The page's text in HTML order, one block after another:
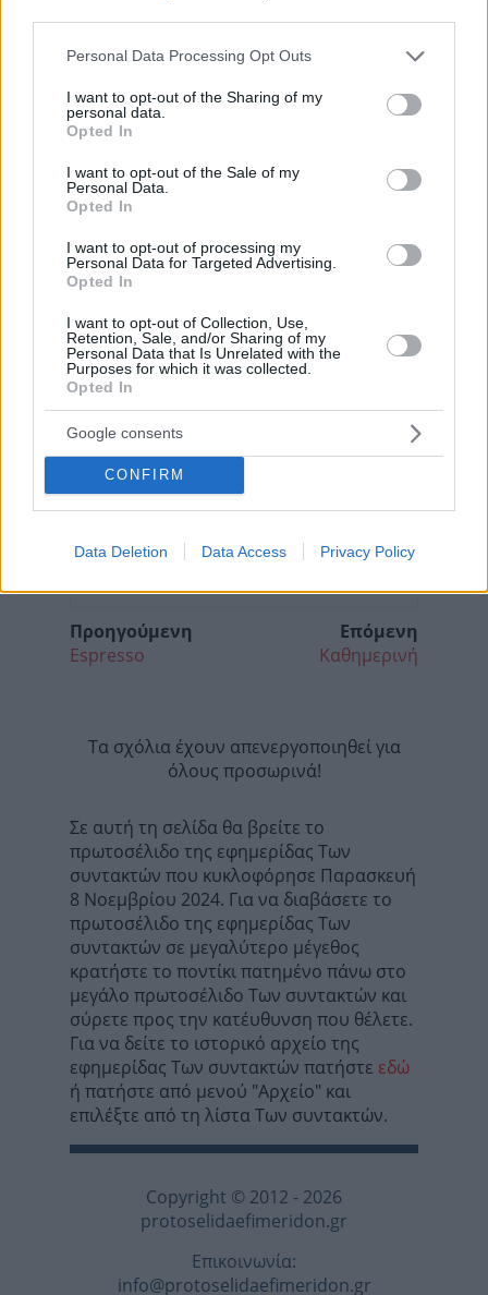
Please note that this website/app uses one or more Google
not limited to your visit or usage behaviour. You may click to
grant or deny consent to Google and its third-party tags to
use your data for below specified purposes in below Google
consent section.
Personal Data Processing Opt Outs
I want to opt-out of the Sharing of my
personal data.
Opted In
I want to opt-out of the Sale of my
Personal Data.
Opted In
I want to opt-out of processing my
Personal Data for Targeted Advertising.
Opted In
I want to opt-out of Collection, Use,
Retention, Sale, and/or Sharing of my
Personal Data that Is Unrelated with the
Purposes for which it was collected.
Opted In
Google consents
CONFIRM
Data Deletion Data Access Privacy Policy
Κοινοποιήστε
Προηγούμενη
Espresso
Επόμενη
Καθημερινή
Τα σχόλια έχουν απενεργοποιηθεί για
όλους προσωρινά!
Σε αυτή τη σελίδα θα βρείτε το
πρωτοσέλιδο της εφημερίδας Των
συντακτών που κυκλοφόρησε Παρασκευή
8 Νοεμβρίου 2024. Για να διαβάσετε το
πρωτοσέλιδο της εφημερίδας Των
συντακτών σε μεγαλύτερο μέγεθος
κρατήστε το ποντίκι πατημένο πάνω στο
μεγάλο πρωτοσέλιδο Των συντακτών και
σύρετε προς την κατέυθυνση που θέλετε.
Για να δείτε το ιστορικό αρχείο της
εφημερίδας Των συντακτών πατήστε εδώ
ή πατήστε από μενού "Αρχείο" και
επιλέξτε από τη λίστα Των συντακτών.
Copyright © 2012 - 2026
protoselidaefimeridon.gr
Επικοινωνία:
info@protoselidaefimeridon.gr